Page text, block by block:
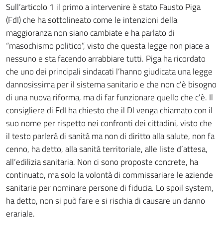
Sull’articolo 1 il primo a intervenire è stato Fausto Piga
(FdI) che ha sottolineato come le intenzioni della
maggioranza non siano cambiate e ha parlato di
“masochismo politico”, visto che questa legge non piace a
nessuno e sta facendo arrabbiare tutti. Piga ha ricordato
che uno dei principali sindacati l’hanno giudicata una legge
dannosissima per il sistema sanitario e che non c’è bisogno
di una nuova riforma, ma di far funzionare quello che c’è. Il
consigliere di FdI ha chiesto che il Dl venga chiamato con il
suo nome per rispetto nei confronti dei cittadini, visto che
il testo parlerà di sanità ma non di diritto alla salute, non fa
cenno, ha detto, alla sanità territoriale, alle liste d’attesa,
all’edilizia sanitaria. Non ci sono proposte concrete, ha
continuato, ma solo la volontà di commissariare le aziende
sanitarie per nominare persone di fiducia. Lo spoil system,
ha detto, non si può fare e si rischia di causare un danno
erariale.